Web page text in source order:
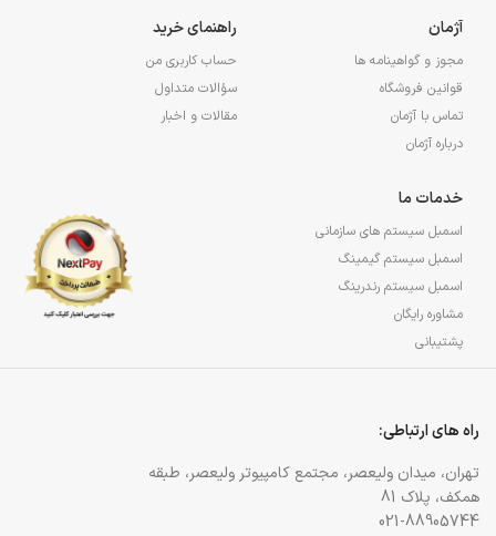
آژمان
مجوز و گواهینامه ها
قوانین فروشگاه
تماس با آژمان
درباره آژمان
راهنمای خرید
حساب کاربری من
سؤالات متداول
مقالات و اخبار
خدمات ما
اسمبل سیستم های سازمانی
اسمبل سیستم گیمینگ
اسمبل سیستم رندرینگ
مشاوره رایگان
پشتیبانی
راه های ارتباطی:
تهران، میدان ولیعصر، مجتمع کامپیوتر ولیعصر، طبقه
همکف، پلاک 81
021-88905744